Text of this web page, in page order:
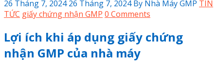
26 Tháng 7, 2024 26 Tháng 7, 2024 By Nhà Máy GMP TIN
TỨC giấy chứng nhận GMP 0 Comments
Lợi ích khi áp dụng giấy chứng
nhận GMP của nhà máy